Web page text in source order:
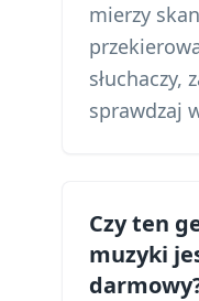
mierzy
słuchaczy,
sprawdzaj
Czy ten
muzyki